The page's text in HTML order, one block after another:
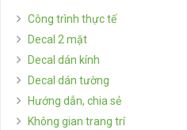
Công trình thực tế
Decal 2 mặt
Decal dán kính
Decal dán tường
Hướng dẫn, chia sẻ
Không gian trang trí